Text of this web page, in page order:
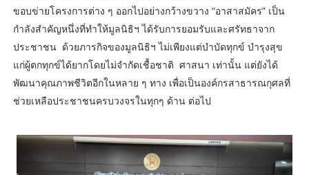
ขอบข่ายโครงการต่าง ๆ ออกไปอย่างกว้างขวาง “อาสาสมัคร” เป็น
กำลังสำคัญหนึ่งที่ทำให้มูลนิธิฯ ได้รับการยอมรับและศรัทธาจาก
ประชาชน ด้วยภารกิจของมูลนิธิฯ ไม่เพียงแต่บำบัดทุกข์ บำรุงสุข
แก่ผู้ตกทุกข์ได้ยากโดยไม่จำกัดเชื้อชาติ ศาสนา เท่านั้น แต่ยังได้
พัฒนาคุณภาพชีวิตอีกในหลาย ๆ ทาง เพื่อเป็นองค์กรสาธารณกุศลที่
ช่วยเหลือประชาชนครบวงจรในทุกๆ ด้าน ต่อไป